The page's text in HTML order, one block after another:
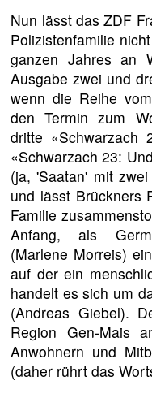
Nun lässt das ZDF
Polizistenfamilie
ganzen Jahres an
Ausgabe zwei und
wenn die Reihe
den Termin zum
dritte «Schwarzach
«Schwarzach 23:
(ja, 'Saatan' mit
und lässt Brückners
Familie
Anfang, als
(Marlene Morreis)
auf der ein
handelt es sich um
(Andreas Giebel).
Region Gen-Mais
Anwohnern und
(daher rührt das